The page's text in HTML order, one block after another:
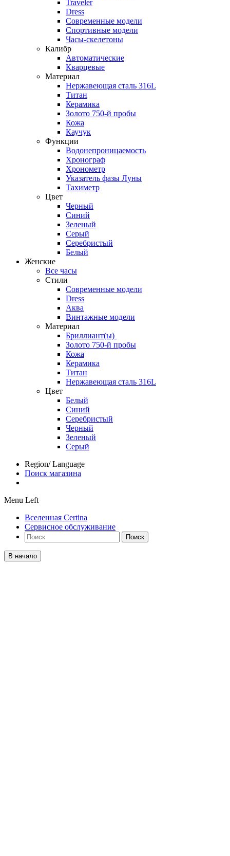
Traveler
Dress
Современные модели
Спортивные модели
Часы-скелетоны
Калибр
Автоматические
Кварцевые
Материал
Нержавеющая сталь 316L
Титан
Керамика
Золото 750-й пробы
Кожа
Каучук
Функции
Водонепроницаемость
Хронограф
Хронометр
Указатель фазы Луны
Тахиметр
Цвет
Черный
Синий
Зеленый
Серый
Серебристый
Белый
Женские
Все часы
Стили
Современные модели
Dress
Аква
Винтажные модели
Материал
Бриллиант(ы)
Золото 750-й пробы
Кожа
Керамика
Титан
Нержавеющая сталь 316L
Цвет
Белый
Синий
Серебристый
Черный
Зеленый
Серый
Region/ Language
Поиск магазина
Menu Left
Вселенная Certina
Сервисное обслуживание
Поиск
В начало